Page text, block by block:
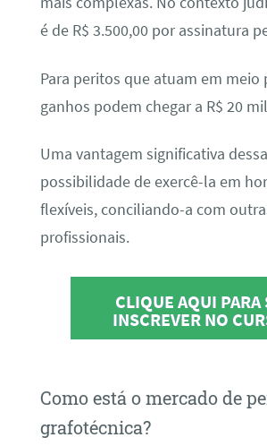
é de R$ 3.500,00 por assinatura
Para peritos que atuam em meio
ganhos podem chegar a R$ 20
Uma vantagem significativa
possibilidade de exercê-la em
flexíveis, conciliando-a com
profissionais.
CLIQUE AQUI PARA
INSCREVER NO
Como está o mercado de
grafotécnica?